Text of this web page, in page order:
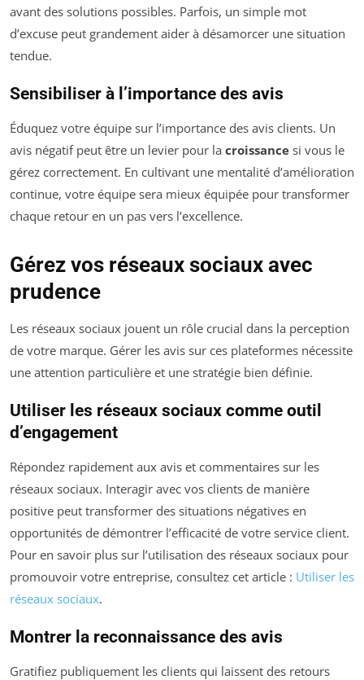
avant des solutions possibles. Parfois, un simple mot
d’excuse peut grandement aider à désamorcer une situation
tendue.
Sensibiliser à l’importance des avis
Éduquez votre équipe sur l’importance des avis clients. Un
avis négatif peut être un levier pour la croissance si vous le
gérez correctement. En cultivant une mentalité d’amélioration
continue, votre équipe sera mieux équipée pour transformer
chaque retour en un pas vers l’excellence.
Gérez vos réseaux sociaux avec
prudence
Les réseaux sociaux jouent un rôle crucial dans la perception
de votre marque. Gérer les avis sur ces plateformes nécessite
une attention particulière et une stratégie bien définie.
Utiliser les réseaux sociaux comme outil
d’engagement
Répondez rapidement aux avis et commentaires sur les
réseaux sociaux. Interagir avec vos clients de manière
positive peut transformer des situations négatives en
opportunités de démontrer l’efficacité de votre service client.
Pour en savoir plus sur l’utilisation des réseaux sociaux pour
promouvoir votre entreprise, consultez cet article : Utiliser les
réseaux sociaux.
Montrer la reconnaissance des avis
Gratifiez publiquement les clients qui laissent des retours